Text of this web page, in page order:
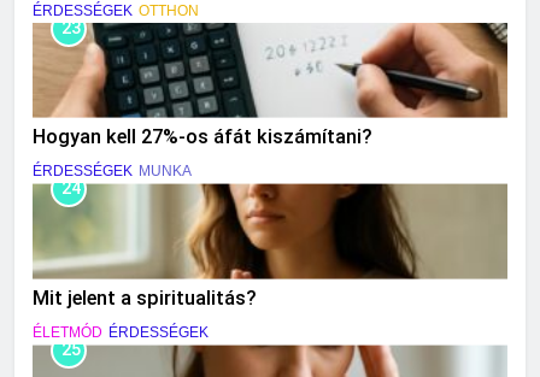
ÉRDESSÉGEK OTTHON
23
Hogyan kell 27%-os áfát kiszámítani?
ÉRDESSÉGEK MUNKA
24
Mit jelent a spiritualitás?
ÉLETMÓD ÉRDESSÉGEK
25